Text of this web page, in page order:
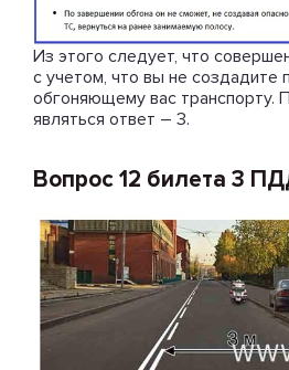
Из этого следует, что
с учетом, что вы не создадите
обгоняющему вас транспорту.
являться ответ – 3.
Вопрос 12 билета 3